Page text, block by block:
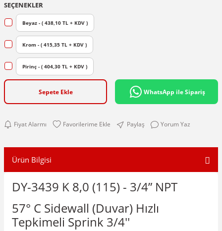
SEÇENEKLER
Beyaz - ( 438,10 TL + KDV )
Krom - ( 415,35 TL + KDV )
Pirinç - ( 404,30 TL + KDV )
Sepete Ekle WhatsApp ile Sipariş
Fiyat Alarmı Paylaş Yorum Yaz
Ürün Bilgisi
DY-3439 K 8,0 (115) - 3/4” NPT
57° C Sidewall (Duvar) Hızlı
Tepkimeli Sprink 3/4''